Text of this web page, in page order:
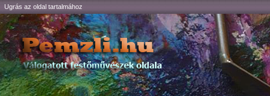
Ugrás az oldal tartalmához